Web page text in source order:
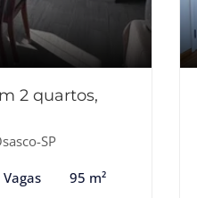
2 quartos,
SP
Vagas 95 m²